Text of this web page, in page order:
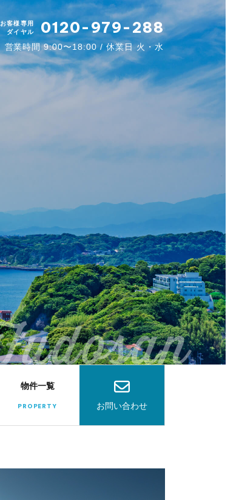
お客様専用
ダイヤル
0120-979-288
営業時間 9:00〜18:00 / 休業日 火・水
物件一覧
PROPERTY お問い合わせ